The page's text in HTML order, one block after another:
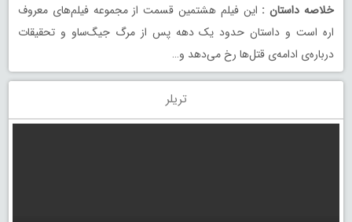
خلاصه داستان : این فیلم هشتمین قسمت از مجموعه فیلم‌های معروف
اره است و داستان حدود یک دهه پس از مرگ جیگ‌ساو و تحقیقات
درباره‌ی ادامه‌ی قتل‌ها رخ می‌دهد و…
تریلر